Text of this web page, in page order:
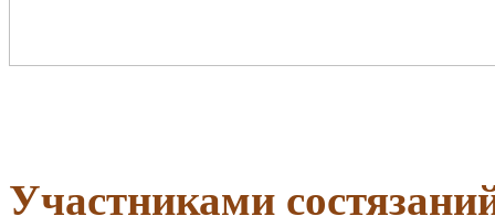
Участниками